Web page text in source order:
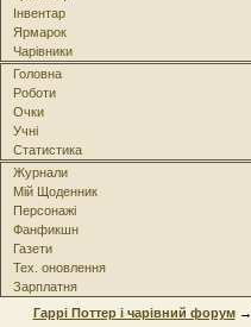
Інвентар
Ярмарок
Чарівники
Головна
Роботи
Очки
Учні
Статистика
Журнали
Мій Щоденник
Персонажі
Фанфикшн
Газети
Тех. оновлення
Зарплатня
Гаррі Поттер і чарівний форум→